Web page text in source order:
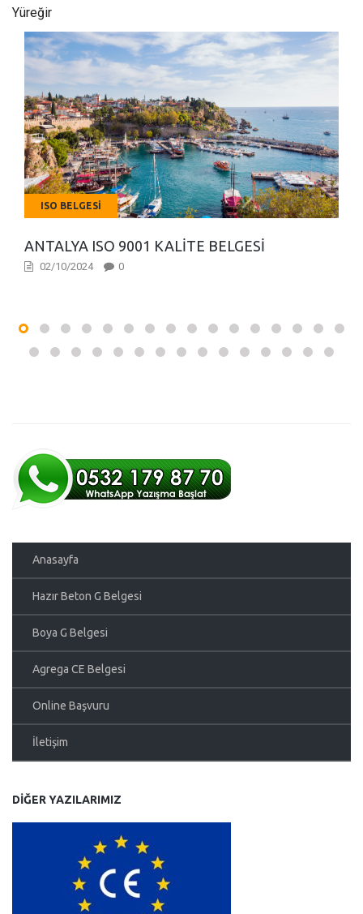
Yüreğir
ISO BELGESI
ANTALYA ISO 9001 KALITE BELGESI
02/10/2024 0
Anasayfa
Hazır Beton G Belgesi
Boya G Belgesi
Agrega CE Belgesi
Online Başvuru
İletişim
DIĞER YAZILARIMIZ